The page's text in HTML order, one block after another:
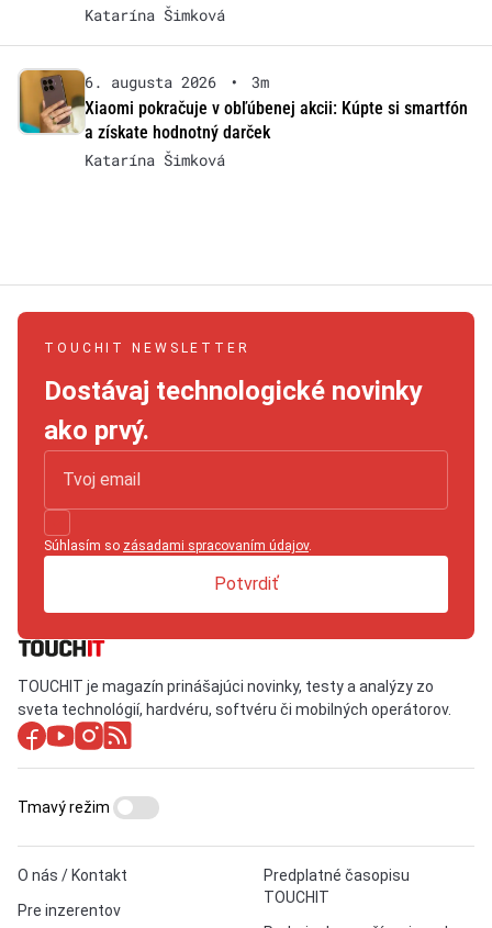
Katarína Šimková
6. augusta 2026 •
3m
Xiaomi pokračuje v obľúbenej akcii: Kúpte si smartfón
a získate hodnotný darček
Katarína Šimková
TOUCHIT NEWSLETTER
Dostávaj technologické novinky
ako prvý.
Súhlasím so zásadami spracovaním údajov.
Potvrdiť
TOUCHIT je magazín prinášajúci novinky, testy a analýzy zo
sveta technológií, hardvéru, softvéru či mobilných operátorov.
O nás / Kontakt
Pre inzerentov
Predplatné časopisu
TOUCHIT
Tmavý režim